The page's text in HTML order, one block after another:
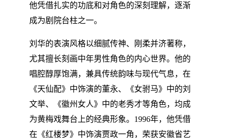
他凭借扎实的功底和对角色的深刻理解，逐渐
成为剧院台柱之一。
刘华的表演风格以细腻传神、刚柔并济著称，
尤其擅长刻画中年男性角色的内心世界。他的
唱腔醇厚饱满，兼具传统韵味与现代气息，在
《天仙配》中饰演的董永、《女驸马》中的刘
文举、《徽州女人》中的老秀才等角色，均成
为黄梅戏舞台上的经典形象。1996年，他凭借
在《红楼梦》中饰演贾政一角，荣获安徽省艺